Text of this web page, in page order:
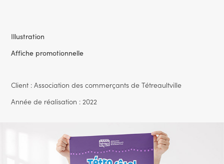
Illustration
Affiche promotionnelle
Client : Association des commerçants de Tétreaultville
Année de réalisation : 2022